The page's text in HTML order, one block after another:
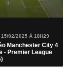
15/02/2025 À 18H29
Manchester City 4
- Premier League